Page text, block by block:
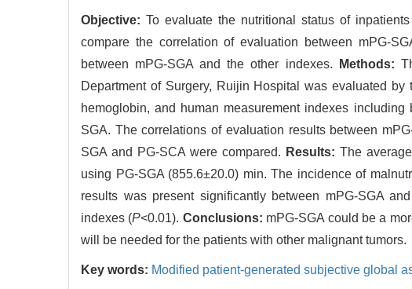
Objective: To evaluate the nutritional status of
compare the correlation of evaluation between mPG-
between mPG-SGA and the other indexes.
Methods:
Department of Surgery, Ruijin Hospital was evaluated
hemoglobin, and human measurement indexes
SGA. The correlations of evaluation results between
SGA and PG-SCA were compared. Results: The
using PG-SGA (855.6±20.0) min. The incidence of
results was present significantly between mPG-SGA
indexes (P<0.01). Conclusions: mPG-SGA could be a
will be needed for the patients with other malignant tumors.
Key words: Modified patient-generated subjective global